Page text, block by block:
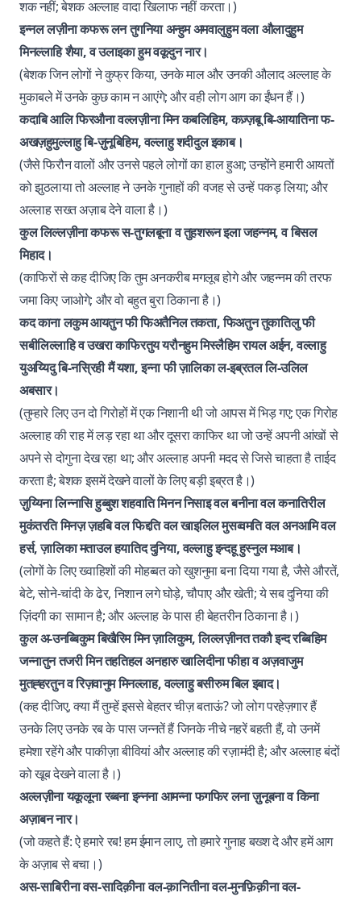
शक नहीं; बेशक अल्लाह वादा खिलाफ नहीं करता।)
इन्नल लज़ीना कफरू लन तुगनिया अन्हुम अमवालुहुम वला औलादुहुम
मिनल्लाहि शैया, व उलाइका हुम वकूदुन नार।
(बेशक जिन लोगों ने कुफ्र किया, उनके माल और उनकी औलाद अल्लाह के
मुकाबले में उनके कुछ काम न आएंगे; और वही लोग आग का ईंधन हैं।)
कदाबि आलि फिरऔना वल्लज़ीना मिन कबलिहिम, कज़्ज़बू बि-आयातिना फ-
अखज़हुमुल्लाहु बि-ज़ुनूबिहिम, वल्लाहु शदीदुल इकाब।
(जैसे फिरौन वालों और उनसे पहले लोगों का हाल हुआ; उन्होंने हमारी आयतों
को झुठलाया तो अल्लाह ने उनके गुनाहों की वजह से उन्हें पकड़ लिया; और
अल्लाह सख्त अज़ाब देने वाला है।)
कुल लिल्लज़ीना कफरू स-तुगलबूना व तुहशरून इला जहन्नम, व बिसल
मिहाद।
(काफिरों से कह दीजिए कि तुम अनकरीब मगलूब होगे और जहन्नम की तरफ
जमा किए जाओगे; और वो बहुत बुरा ठिकाना है।)
कद काना लकुम आयतुन फी फिअतैनिल तकता, फिअतुन तुकातिलु फी
सबीलिल्लाहि व उखरा काफिरतुय यरौनहुम मिस्लैहिम रायल अईन, वल्लाहु
युअय्यिदु बि-नस्रिही मैं यशा, इन्ना फी ज़ालिका ल-इब्रतल लि-उलिल
अबसार।
(तुम्हारे लिए उन दो गिरोहों में एक निशानी थी जो आपस में भिड़ गए; एक गिरोह
अल्लाह की राह में लड़ रहा था और दूसरा काफिर था जो उन्हें अपनी आंखों से
अपने से दोगुना देख रहा था; और अल्लाह अपनी मदद से जिसे चाहता है ताईद
करता है; बेशक इसमें देखने वालों के लिए बड़ी इब्रत है।)
ज़ुय्यिना लिन्नासि हुब्बुश शहवाति मिनन निसाइ वल बनीना वल कनातिरील
मुकंतरति मिनज़ ज़हबि वल फिद्दति वल खाइलिल मुसव्वमति वल अनआमि वल
हर्स, ज़ालिका मताउल हयातिद दुनिया, वल्लाहु इन्दहू हुस्नुल मआब।
(लोगों के लिए ख्वाहिशों की मोहब्बत को खुशनुमा बना दिया गया है, जैसे औरतें,
बेटे, सोने-चांदी के ढेर, निशान लगे घोड़े, चौपाए और खेती; ये सब दुनिया की
ज़िंदगी का सामान है; और अल्लाह के पास ही बेहतरीन ठिकाना है।)
कुल अ-उनब्बिकुम बिखैरिम मिन ज़ालिकुम, लिल्लज़ीनत तकौ इन्द रब्बिहिम
जन्नातुन तजरी मिन तहतिहल अनहारु खालिदीना फीहा व अज़वाजुम
मुतह्हरतुन व रिज़वानुम मिनल्लाह, वल्लाहु बसीरुम बिल इबाद।
(कह दीजिए, क्या मैं तुम्हें इससे बेहतर चीज़ बताऊं? जो लोग परहेज़गार हैं
उनके लिए उनके रब के पास जन्नतें हैं जिनके नीचे नहरें बहती हैं, वो उनमें
हमेशा रहेंगे और पाकीज़ा बीवियां और अल्लाह की रज़ामंदी है; और अल्लाह बंदों
को खूब देखने वाला है।)
अल्लज़ीना यकूलूना रब्बना इन्नना आमन्ना फगफिर लना ज़ुनूबना व किना
अज़ाबन नार।
(जो कहते हैं: ऐ हमारे रब! हम ईमान लाए, तो हमारे गुनाह बख्श दे और हमें आग
के अज़ाब से बचा।)
अस-साबिरीना वस-सादिक़ीना वल-क़ानितीना वल-मुनफ़िक़ीना वल-